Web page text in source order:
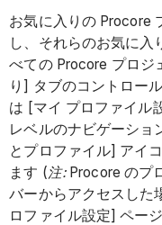
お気に入りの Procore
し、それらのお気に入
べての Procore プロジ
り] タブのコントロー
は [マイ プロファイル
レベルのナビゲーショ
とプロファイル] アイ
ます (注:Procore のプ
バーからアクセスした
ロファイル設定] ペー